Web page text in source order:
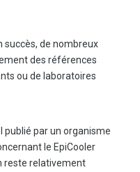
succès, de nombreux
des références
ou de laboratoires
publié par un organisme
le EpiCooler
reste relativement